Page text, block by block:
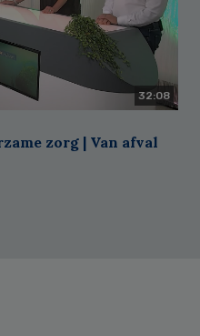
32:08
zorg | Van afval